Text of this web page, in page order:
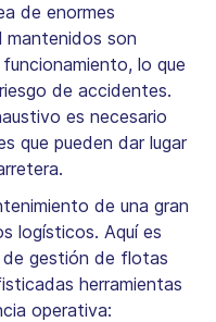
de enormes
mantenidos son
lo que
de accidentes.
es necesario
que pueden dar lugar
de una gran
logísticos. Aquí es
gestión de flotas
herramientas
operativa: